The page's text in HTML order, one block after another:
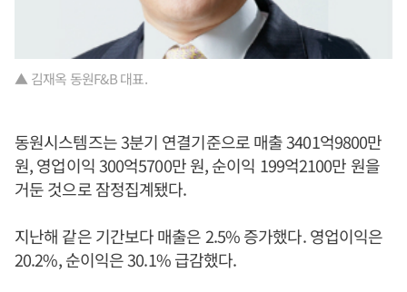
▲ 김재옥 동원F&B 대표.
동원시스템즈는 3분기 연결기준으로 매출 3401억9800만
원, 영업이익 300억5700만 원, 순이익 199억2100만 원을
거둔 것으로 잠정집계됐다.
지난해 같은 기간보다 매출은 2.5% 증가했다. 영업이익은
20.2%, 순이익은 30.1% 급감했다.